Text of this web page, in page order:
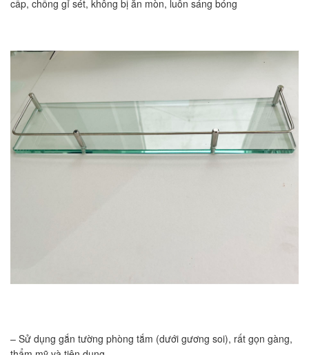
cấp, chống gỉ sét, không bị ăn mòn, luôn sáng bóng
– Sử dụng gắn tường phòng tắm (dưới gương soi), rất gọn gàng,